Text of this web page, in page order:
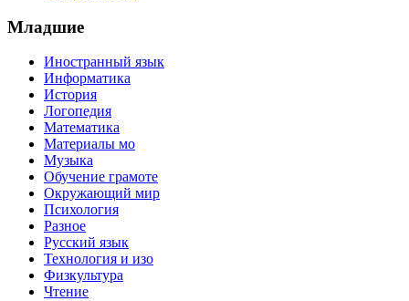
Младшие
Иностранный язык
Информатика
История
Логопедия
Математика
Материалы мо
Музыка
Обучение грамоте
Окружающий мир
Психология
Разное
Русский язык
Технология и изо
Физкультура
Чтение